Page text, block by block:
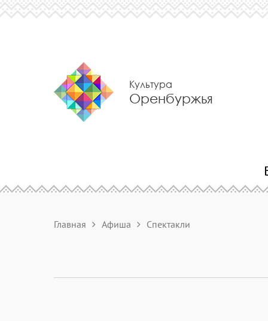
Культура
Оренбуржья
Главная Афиша Спектакли